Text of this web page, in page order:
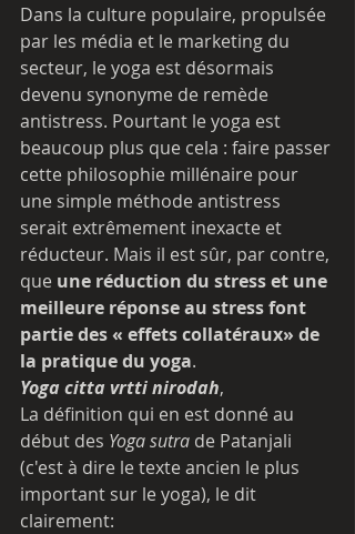
Dans la culture populaire, propulsée
par les média et le marketing du
secteur, le yoga est désormais
devenu synonyme de remède
antistress. Pourtant le yoga est
beaucoup plus que cela : faire passer
cette philosophie millénaire pour
une simple méthode antistress
serait extrêmement inexacte et
réducteur. Mais il est sûr, par contre,
que une réduction du stress et une
meilleure réponse au stress font
partie des « effets collatéraux» de
la pratique du yoga.
Yoga citta vrtti nirodah,
La définition qui en est donné au
début des Yoga sutra de Patanjali
(c'est à dire le texte ancien le plus
important sur le yoga), le dit
clairement: